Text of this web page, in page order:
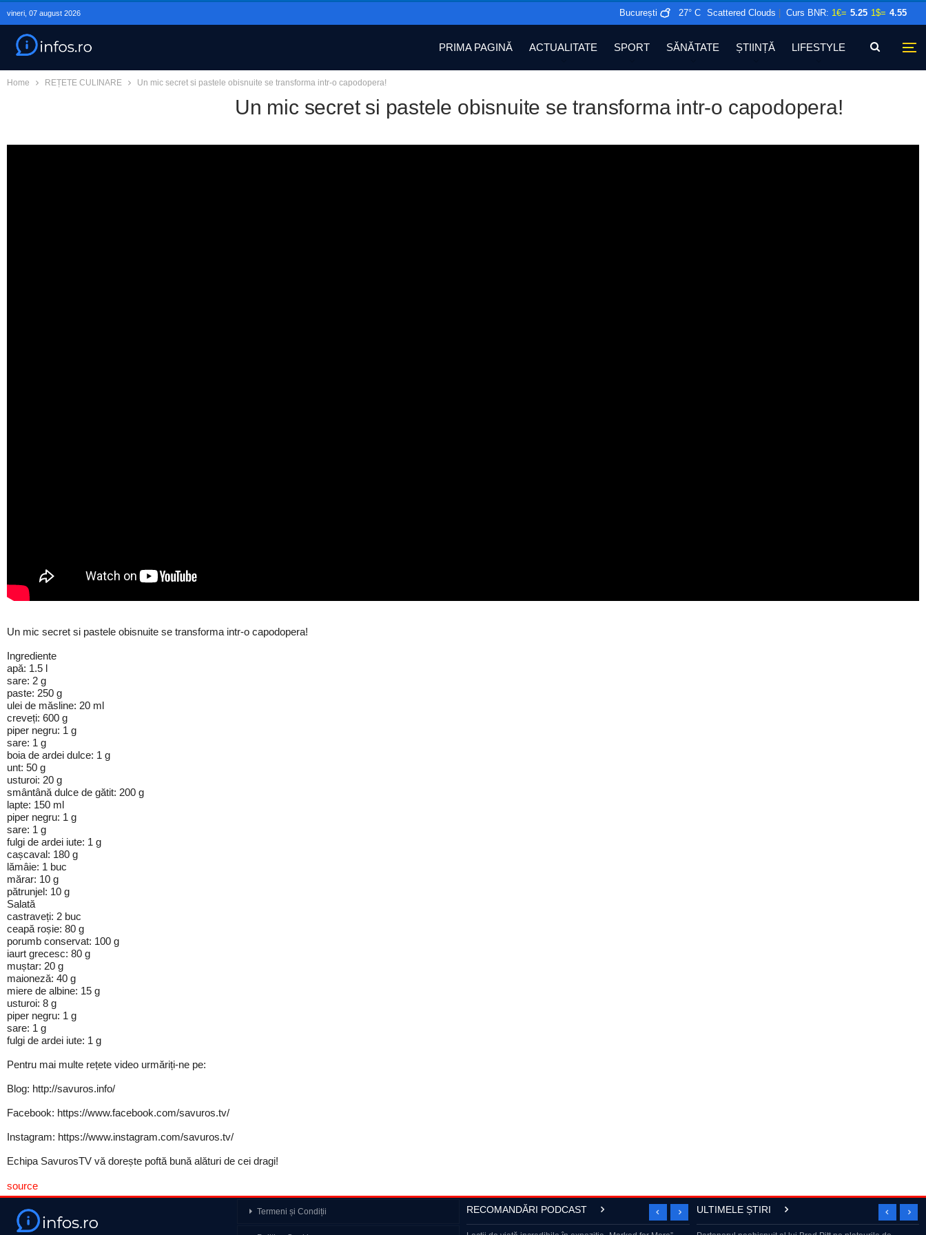
vineri, 07 august 2026 București 27° C Scattered Clouds |Curs BNR: 1€= 5.25 1$= 4.55
PRIMA PAGINĂ ACTUALITATE SPORT SĂNĂTATE ȘTIINȚĂ LIFESTYLE
Home REȚETE CULINARE Un mic secret si pastele obisnuite se transforma intr-o capodopera!
Un mic secret si pastele obisnuite se transforma intr-o capodopera!
Un mic secret si pastele obisnuite se transforma intr-o capodopera!
Ingrediente
apă: 1.5 l
sare: 2 g
paste: 250 g
ulei de măsline: 20 ml
creveți: 600 g
piper negru: 1 g
sare: 1 g
boia de ardei dulce: 1 g
unt: 50 g
usturoi: 20 g
smântână dulce de gătit: 200 g
lapte: 150 ml
piper negru: 1 g
sare: 1 g
fulgi de ardei iute: 1 g
cașcaval: 180 g
lămâie: 1 buc
mărar: 10 g
pătrunjel: 10 g
Salată
castraveți: 2 buc
ceapă roșie: 80 g
porumb conservat: 100 g
iaurt grecesc: 80 g
muștar: 20 g
maioneză: 40 g
miere de albine: 15 g
usturoi: 8 g
piper negru: 1 g
sare: 1 g
fulgi de ardei iute: 1 g
Pentru mai multe rețete video urmăriți-ne pe:
Blog: http://savuros.info/
Facebook: https://www.facebook.com/savuros.tv/
Instagram: https://www.instagram.com/savuros.tv/
Echipa SavurosTV vă dorește poftă bună alături de cei dragi!
source
Termeni și Condiții RECOMANDĂRI PODCAST ULTIMELE ȘTIRI